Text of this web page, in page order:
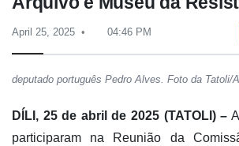
April 25, 2025 04:46 PM
deputado português Pedro Alves. Foto da Tatoli/
DÍLI, 25 de abril de 2025 (TATOLI) –
participaram na Reunião da